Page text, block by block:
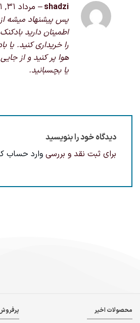
shadzi
– مرداد 31, 1401
پس پیشنهاد میشه
اطمینان دارید
را خریداری کنید. یا
هوا پر کنید و از
یا بچسبانید.
دیدگاه خود را بنویسید
برای ثبت نقد و بررسی وارد حساب
محصولات اخیر